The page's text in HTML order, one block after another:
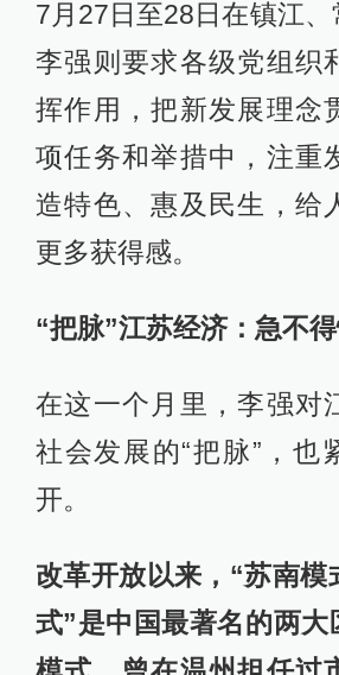
在这一个月里，李强对
社会发展的“把脉”，也
开。
改革开放以来，“苏南模
式”是中国最著名的两大
强，在履新后的第一周
7月5日，李强赴无锡调
时说，无锡是我国民
前正处于经济转型升级
要贯彻落实新发展理念